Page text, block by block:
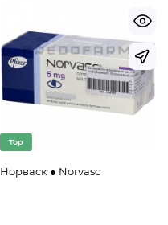
Top
Норваск ● Norvasc